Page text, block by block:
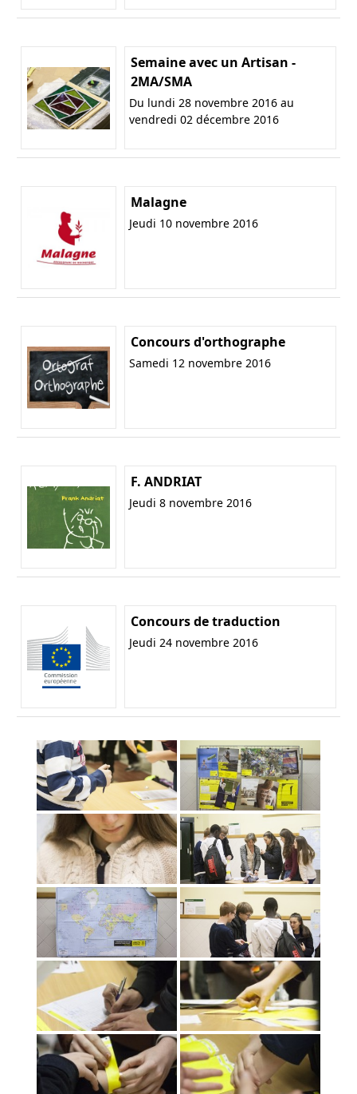
Semaine avec un Artisan -
2MA/SMA
Du lundi 28 novembre 2016 au
vendredi 02 décembre 2016
Malagne
Jeudi 10 novembre 2016
Concours d'orthographe
Samedi 12 novembre 2016
F. ANDRIAT
Jeudi 8 novembre 2016
Concours de traduction
Jeudi 24 novembre 2016